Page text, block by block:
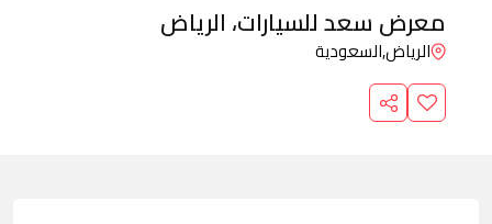
معرض سعد للسيارات، الرياض
الرياض,السعودية